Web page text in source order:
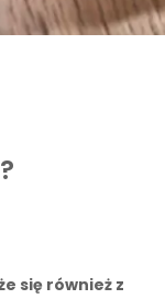
się również z